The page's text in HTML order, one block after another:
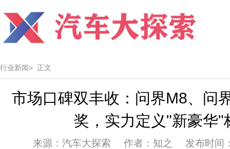
行业新闻> 正文
市场口碑双丰收：问界M8、问
奖，实力定义"新豪华"
来源：汽车大探索 作者：知之 发布时间